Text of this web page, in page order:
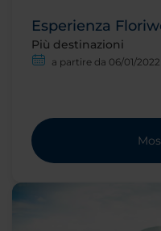
Esperienza
Più destinazioni
a partire da 06/01/